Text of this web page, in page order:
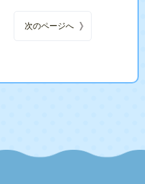
次のページへ